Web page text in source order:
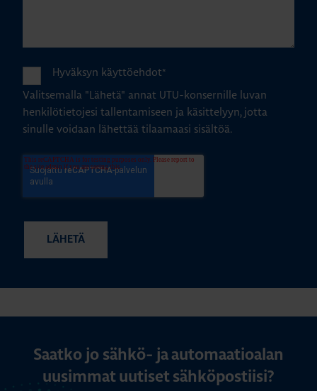
Hyväksyn käyttöehdot*
Valitsemalla "Lähetä" annat UTU-konsernille luvan
henkilötietojesi tallentamiseen ja käsittelyyn, jotta
sinulle voidaan lähettää tilaamaasi sisältöä.
Saatko jo sähkö- ja automaatioalan
uusimmat uutiset sähköpostiisi?